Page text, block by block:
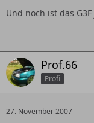
Und noch ist das
Prof.66
Profi
27. November 2007